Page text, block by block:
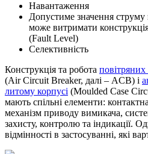
Навантаження
Допустиме значення струму
може витримати
(Fault Level)
Селективність
Конструкція та робота
(Air Circuit Breaker, далі – ACB) і
литому корпусі (Moulded Case
мають спільні елементи:
механізм приводу вимикача,
захисту, контролю та індикації.
відмінності в застосуванні, які